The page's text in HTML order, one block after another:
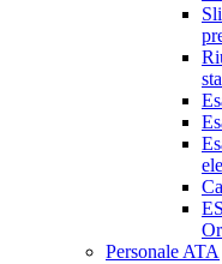
Personale ATA